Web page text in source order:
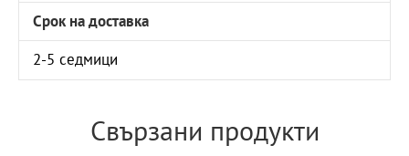
Срок на доставка
2-5 седмици
Свързани продукти